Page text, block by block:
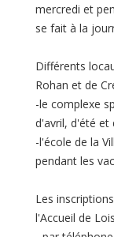
mercredi et
se fait à la
Différents
Rohan et de
-le complexe
d'avril, d'été et
-l'école de la
pendant les
Les
l'Accueil de